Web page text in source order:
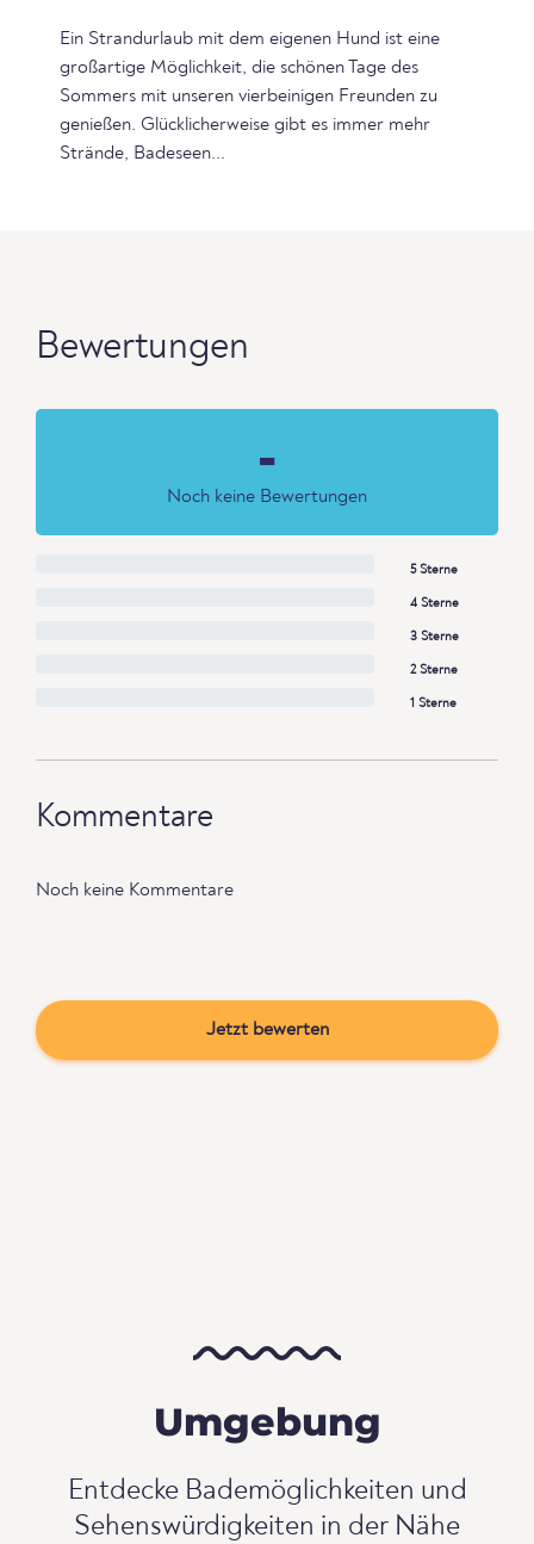
Ein Strandurlaub mit dem eigenen Hund ist eine
großartige Möglichkeit, die schönen Tage des
Sommers mit unseren vierbeinigen Freunden zu
genießen. Glücklicherweise gibt es immer mehr
Strände, Badeseen...
Bewertungen
-
Noch keine Bewertungen
5 Sterne
4 Sterne
3 Sterne
2 Sterne
1 Sterne
Kommentare
Noch keine Kommentare
Jetzt bewerten
Umgebung
Entdecke Bademöglichkeiten und
Sehenswürdigkeiten in der Nähe